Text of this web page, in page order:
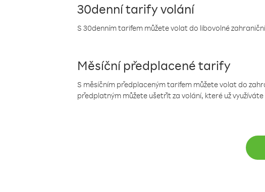
30denní tarify volání
S 30denním tarifem můžete volat do libovolné
Měsíční předplacené tarify
S měsíčním předplaceným tarifem můžete volat do
předplatným můžete ušetřit za volání, které už využíváte